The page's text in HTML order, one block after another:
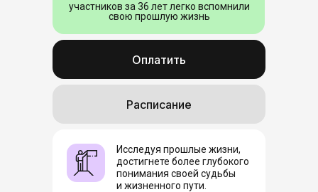
Исследуя прошлые жизни,
достигнете более глубокого
понимания своей судьбы
и жизненного пути.
Оплатить
участников за 36 лет легко вспомнили
свою прошлую жизнь
Расписание